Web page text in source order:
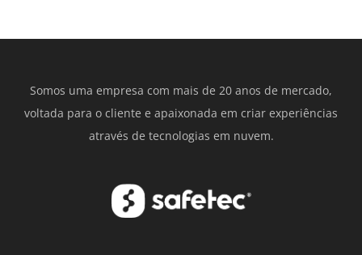
Somos uma empresa com mais de 20 anos de mercado,
voltada para o cliente e apaixonada em criar experiências
através de tecnologias em nuvem.